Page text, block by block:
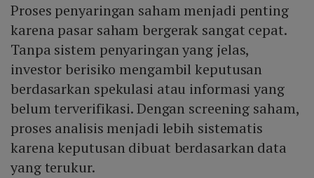
Proses penyaringan saham menjadi penting
karena pasar saham bergerak sangat cepat.
Tanpa sistem penyaringan yang jelas,
investor berisiko mengambil keputusan
berdasarkan spekulasi atau informasi yang
belum terverifikasi. Dengan screening saham,
proses analisis menjadi lebih sistematis
karena keputusan dibuat berdasarkan data
yang terukur.